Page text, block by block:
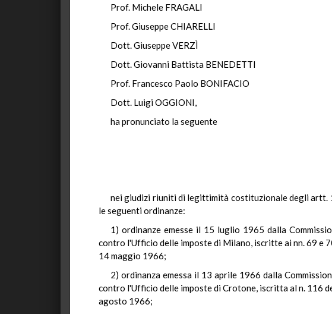
Prof. Michele FRAGALI
Prof. Giuseppe CHIARELLI
Dott. Giuseppe VERZÌ
Dott. Giovanni Battista BENEDETTI
Prof. Francesco Paolo BONIFACIO
Dott. Luigi OGGIONI,
ha pronunciato la seguente
nei giudizi riuniti di legittimità costituzionale degli artt.
le seguenti ordinanze:
1) ordinanze emesse il 15 luglio 1965 dalla
contro l'Ufficio delle imposte di Milano, iscritte ai nn. 69 e
14 maggio 1966;
2) ordinanza emessa il 13 aprile 1966 dalla
contro l'Ufficio delle imposte di Crotone, iscritta al n. 116
agosto 1966;